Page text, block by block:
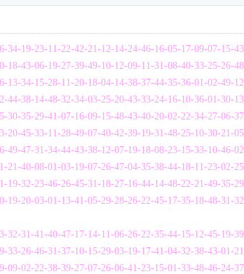
34-19-23-11-22-42-21-12-14-24-46-16-05-17-09-07-15-
18-43-06-19-27-39-49-10-12-09-11-31-08-40-33-25-26-
13-34-15-28-11-20-18-04-14-38-37-44-35-36-01-02-49-
44-38-14-48-32-34-03-25-20-43-33-24-16-10-36-01-30-
30-35-29-41-07-16-09-15-48-43-40-20-02-22-34-27-06-
20-45-33-11-28-49-07-40-42-39-19-31-48-25-10-30-21-
49-47-31-34-44-43-38-12-07-19-18-08-23-15-33-10-46-
21-40-08-01-03-19-07-26-47-04-35-38-44-18-11-23-02-
19-32-23-46-26-45-31-18-27-16-44-14-48-22-21-49-35-
19-20-03-01-13-41-05-29-28-26-22-45-17-35-18-48-31-
32-31-41-40-47-17-14-11-06-26-22-35-44-15-12-45-19-
33-26-46-31-37-10-15-29-03-19-17-41-04-32-38-43-01-
09-02-22-38-39-27-07-26-06-41-23-15-01-33-48-46-24-